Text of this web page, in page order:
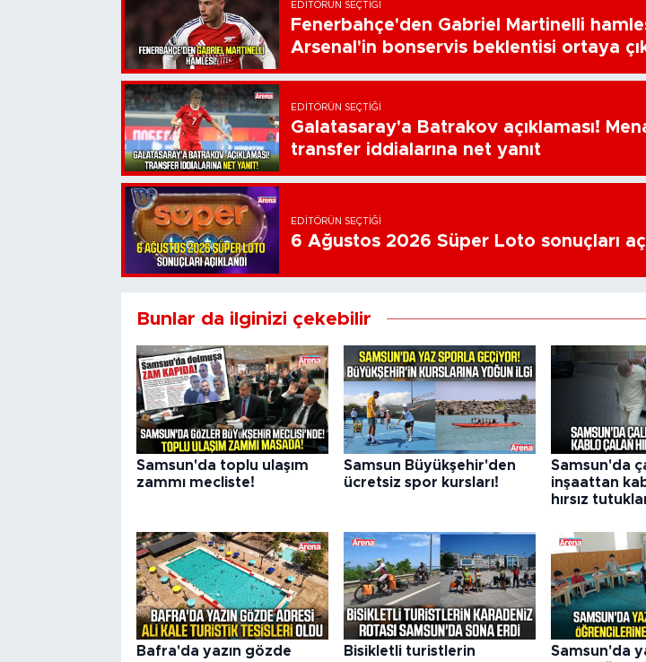
EDITÖRÜN SEÇTIĞI
Fenerbahçe'den Gabriel Martinelli
Arsenal'in bonservis beklentisi ortaya
EDITÖRÜN SEÇTIĞI
Galatasaray'a Batrakov açıklaması!
transfer iddialarına net yanıt
EDITÖRÜN SEÇTIĞI
6 Ağustos 2026 Süper Loto sonuçları
Bunlar da ilginizi çekebilir
Samsun'da toplu ulaşım
zammı mecliste!
Samsun Büyükşehir'den
ücretsiz spor kursları!
Samsun'da
inşaattan
hırsız
Bafra'da yazın gözde
Bisikletli turistlerin
Samsun'da